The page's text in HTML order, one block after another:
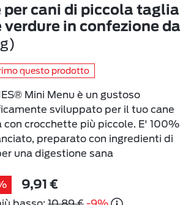
cani di piccola taglia
verdure in confezione da
questo prodotto
Mini Menu è un gustoso
sviluppato per il tuo cane
crocchette più piccole. E' 100%
preparato con ingredienti di
una digestione sana
9,91 €